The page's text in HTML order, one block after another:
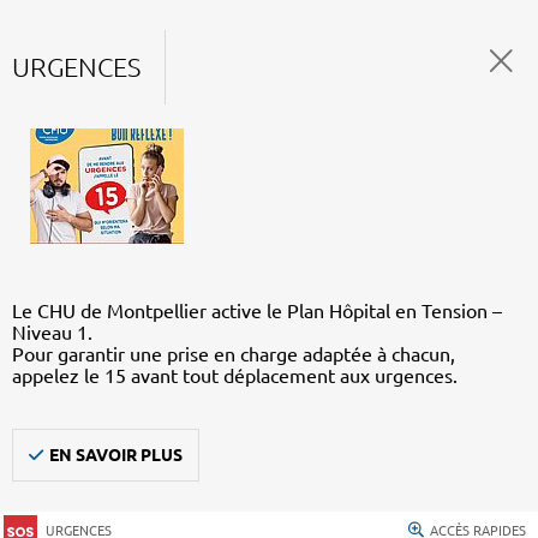
URGENCES
Le CHU de Montpellier active le Plan Hôpital en Tension –
Niveau 1.
Pour garantir une prise en charge adaptée à chacun,
appelez le 15 avant tout déplacement aux urgences.
EN SAVOIR PLUS
URGENCES ACCÈS RAPIDES